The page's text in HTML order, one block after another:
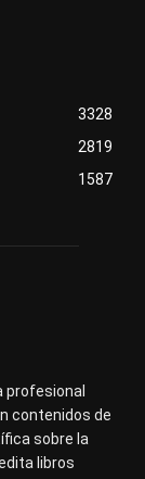
3328
2819
1587
profesional
contenidos de
sobre la
libros